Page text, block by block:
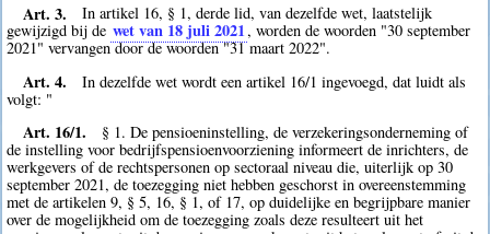
Art. 3.
In artikel 16, § 1, derde lid, van dezelfde wet, laatstelijk
gewijzigd bij de wet van 18 juli 2021, worden de woorden "30 september
2021" vervangen door de woorden "31 maart 2022".
Art. 4.
In dezelfde wet wordt een artikel 16/1 ingevoegd, dat luidt als
volgt: "
Art. 16/1.
§ 1. De pensioeninstelling, de verzekeringsonderneming of
de instelling voor bedrijfspensioenvoorziening informeert de inrichters, de
werkgevers of de rechtspersonen op sectoraal niveau die, uiterlijk op 30
september 2021, de toezegging niet hebben geschorst in overeenstemming
met de artikelen 9, § 5, 16, § 1, of 17, op duidelijke en begrijpbare manier
over de mogelijkheid om de toezegging zoals deze resulteert uit het